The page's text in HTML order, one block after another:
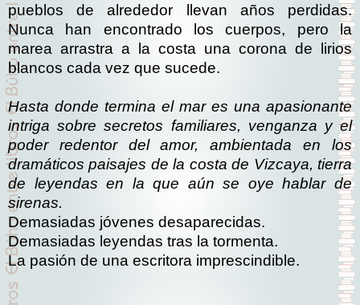
pueblos de alrededor llevan años perdidas.
Nunca han encontrado los cuerpos, pero la
marea arrastra a la costa una corona de lirios
blancos cada vez que sucede.
Hasta donde termina el mares una apasionante
intriga sobre secretos familiares, venganza y el
poder redentor del amor, ambientada en los
dramáticos paisajes de la costa de Vizcaya, tierra
de leyendas en la que aún se oye hablar de
sirenas.
Demasiadas jóvenes desaparecidas.
Demasiadas leyendas tras la tormenta.
La pasión de una escritora imprescindible.